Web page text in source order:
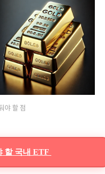
야 할 점
할 국내 ETF